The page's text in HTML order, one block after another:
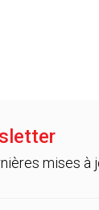
mises à